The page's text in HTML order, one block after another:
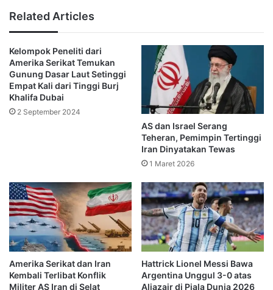
tertinggi di Copa America 2024. Dia membawa pulang 345
ribu pounds atau sekitar Rp7,19 miliar per pekan di Real
Pada musim lalu, Vinicius mencetak 24 gol dan 11 assist
bersama Real Madrid. Dia juga membantu timnya menjuarai
gelar La Liga dan Liga Champions.
Berkat performa apiknya, Vinicius adalah kandidat terkuat
untuk memenangi Ballon d’Or 2024. Jika berhasil
membawa Brasil meraih juara pada musim panas ini,
2. Marquinhos (Brasil)
Related Articles
Kelompok Peneliti dari
Amerika Serikat Temukan
Gunung Dasar Laut Setinggi
Empat Kali dari Tinggi Burj
Khalifa Dubai
2 September 2024
AS dan Israel Serang
Teheran, Pemimpin Tertinggi
Iran Dinyatakan Tewas
1 Maret 2026
Amerika Serikat dan Iran
Kembali Terlibat Konflik
Militer AS Iran di Selat
Hattrick Lionel Messi Bawa
Argentina Unggul 3-0 atas
Aljazair di Piala Dunia 2026